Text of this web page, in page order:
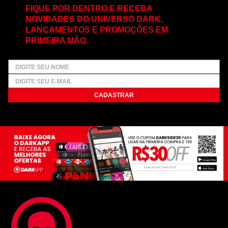
FIQUE POR DENTRO E RECEBA
NOVIDADES DO UNIVERSO DARK,
LANÇAMENTOS E PROMOÇÕES EM
PRIMEIRA MÃO.
CADASTRAR